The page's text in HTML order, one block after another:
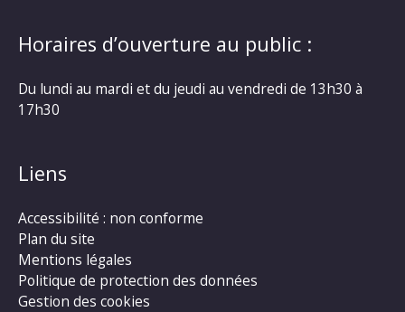
Horaires d’ouverture au public :
Du lundi au mardi et du jeudi au vendredi de 13h30 à
17h30
Liens
Accessibilité : non conforme
Plan du site
Mentions légales
Politique de protection des données
Gestion des cookies